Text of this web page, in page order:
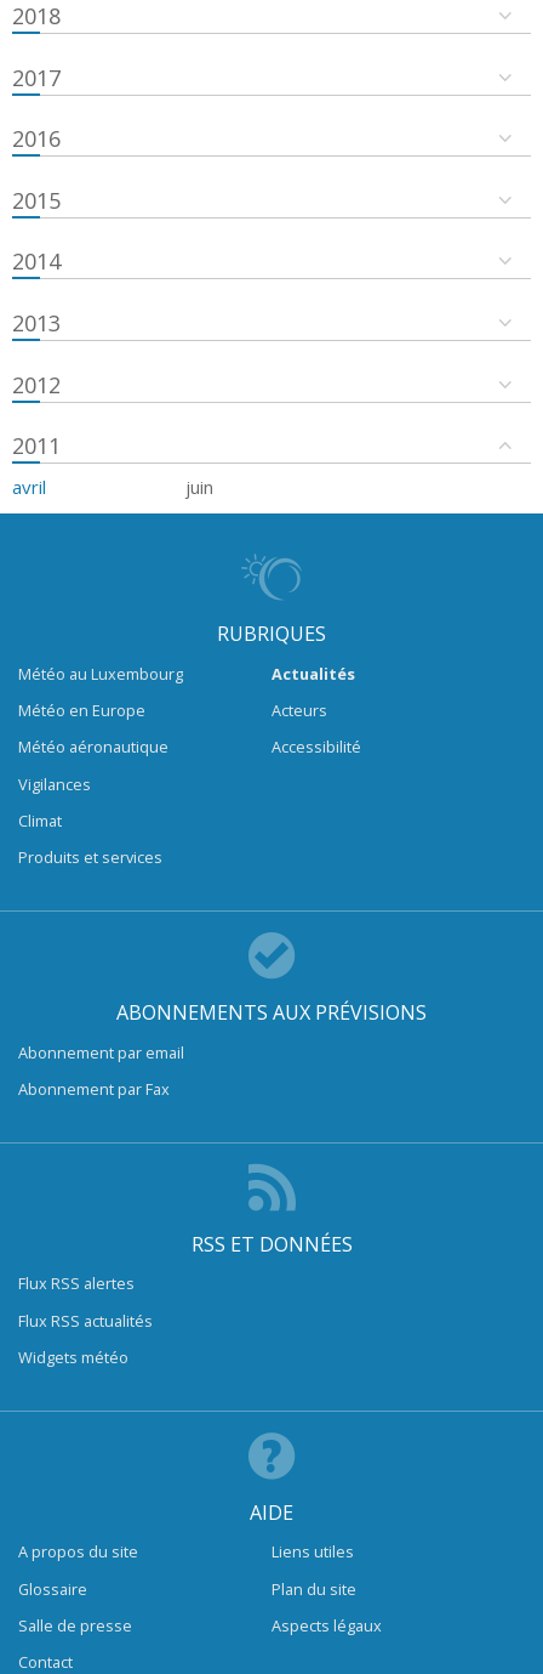
2018
2017
2016
2015
2014
2013
2012
2011
avril juin
RUBRIQUES
Météo au Luxembourg
Météo en Europe
Météo aéronautique
Vigilances
Climat
Produits et services
Actualités
Acteurs
Accessibilité
ABONNEMENTS AUX PRÉVISIONS
Abonnement par email
Abonnement par Fax
RSS ET DONNÉES
Flux RSS alertes
Flux RSS actualités
Widgets météo
AIDE
A propos du site
Glossaire
Salle de presse
Contact
Liens utiles
Plan du site
Aspects légaux